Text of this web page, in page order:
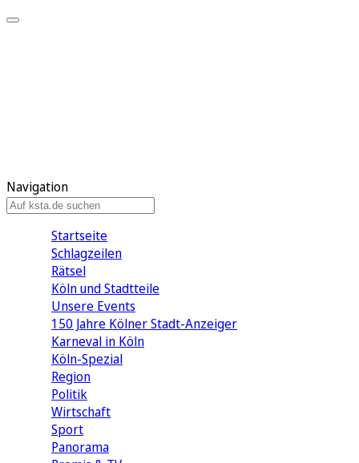
Navigation
Startseite
Schlagzeilen
Rätsel
Köln und Stadtteile
Unsere Events
150 Jahre Kölner Stadt-Anzeiger
Karneval in Köln
Köln-Spezial
Region
Politik
Wirtschaft
Sport
Panorama